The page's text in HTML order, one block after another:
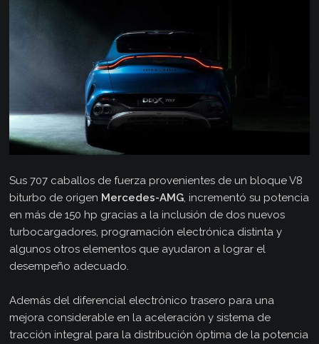
Sus 707 caballos de fuerza provenientes de un bloque V8
biturbo de origen Mercedes-AMG, incrementó su potencia
en más de 150 hp gracias a la inclusión de dos nuevos
turbocargadores, programación electrónica distinta y
algunos otros elementos que ayudaron a lograr el
desempeño adecuado.
Además del diferencial electrónico trasero para una
mejora considerable en la aceleración y sistema de
tracción integral para la distribución óptima de la potencia